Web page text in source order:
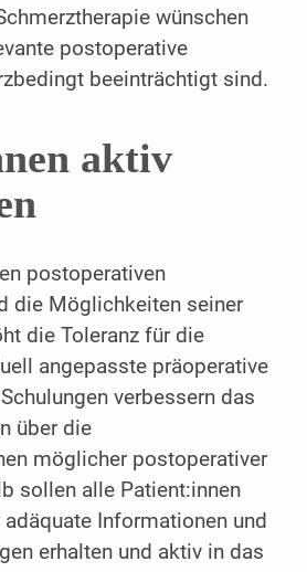
wünschen
postoperative
beeinträchtigt sind.
aktiv
postoperativen
die Möglichkeiten seiner
die Toleranz für die
angepasste präoperative
verbessern das
über die
möglicher postoperativer
sollen alle Patient:innen
Informationen und
erhalten und aktiv in das